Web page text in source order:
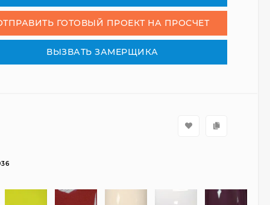
ГОТОВЫЙ ПРОЕКТ НА ПРОСЧЕТ
ВЫЗВАТЬ ЗАМЕРЩИКА